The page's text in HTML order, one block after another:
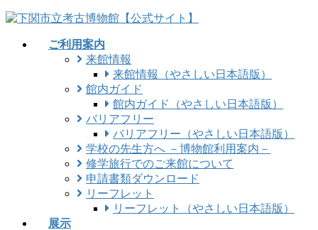
コ
ナ
ご利用案内
来館情報
来館情報（やさしい日本語版）
館内ガイド
館内ガイド（やさしい日本語版）
バリアフリー
バリアフリー（やさしい日本語版）
学校の先生方へ －博物館利用案内－
修学旅行でのご来館について
申請書類ダウンロード
リーフレット
リーフレット（やさしい日本語版）
展示